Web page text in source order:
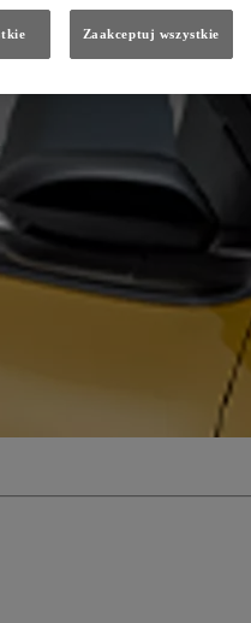
Europe Sp. z o.o., 02-673 Warszawa, ul.
osobowych i w sprawie swobodnego
lub serwisu oraz w razie zawarcia umowy na
mandatu);
wiedzy o klientach Toyota, analizy
6 ust. 1 lit. f RODO);
faktów (art. 6 ust. 1 lit. f RODO);
rynku, call center, spółki z grupy TOYOTA;
danych do końca okresu
sprzeciwu wobec przetwarzania danych,
Przestaniemy przetwarzać Twoje dane w
roszczeń;
Zaakceptuj wszystkie